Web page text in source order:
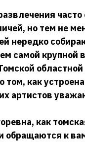
но тем не
нередко
самой
том, как
артистов
как
обращаются к